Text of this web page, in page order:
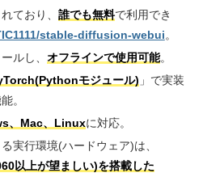
ており、 誰でも無料で利用でき
stable-diffusion-webui。
ルし、 オフラインで使用可能。
モジュール) 」で実装
。
、Mac、Linuxに対応。
実行環境(ハードウェア)は、
以上が望ましい)を搭載した